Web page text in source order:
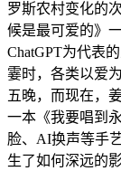
罗斯农村变化的
候是最可爱的》
ChatGPT为代表
霎时，各类以爱
五晚，而现在，
一本《我要唱到
脸、AI换声等手
生了如何深远的